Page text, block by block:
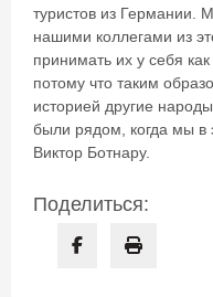
туристов из Германии.
нашими коллегами из
принимать их у себя
потому что таким
историей другие
были рядом, когда мы в
Виктор Ботнару.
Поделиться: